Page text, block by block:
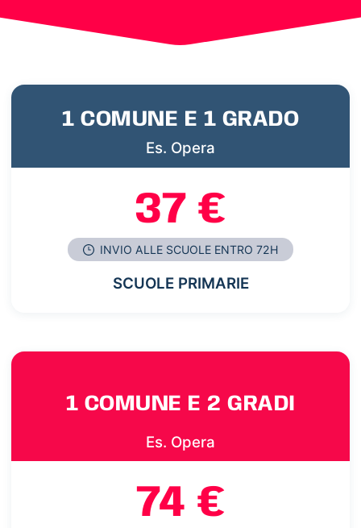
1 COMUNE E 1 GRADO
Es. Opera
37 €
INVIO ALLE SCUOLE ENTRO 72H
SCUOLE PRIMARIE
1 COMUNE E 2 GRADI
Es. Opera
74 €